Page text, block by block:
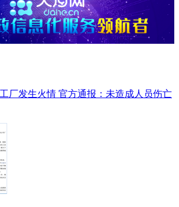
厂发生火情 官方通报：未造成人员伤亡